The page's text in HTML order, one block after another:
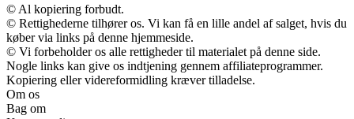
© Al kopiering forbudt.
© Rettighederne tilhører os. Vi kan få en lille andel af salget, hvis du
køber via links på denne hjemmeside.
© Vi forbeholder os alle rettigheder til materialet på denne side.
Nogle links kan give os indtjening gennem affiliateprogrammer.
Kopiering eller videreformidling kræver tilladelse.
Om os
Bag om